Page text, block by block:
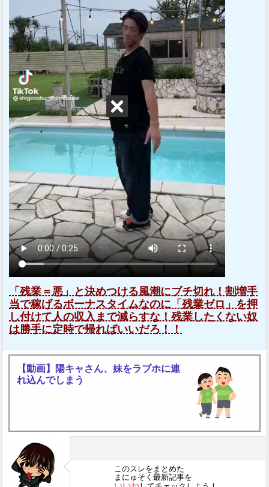
「残業＝悪」と決めつける風潮にブチ切れ！割増手
当で稼げるボーナスタイムなのに「残業ゼロ」を押
し付けて人の収入まで減らすな！残業したくない奴
は勝手に定時で帰ればいいだろ！！
【動画】陽キャさん、妹をラブホに連
れ込んでしまう
このスレをまとめた
まにゅそく最新記事を